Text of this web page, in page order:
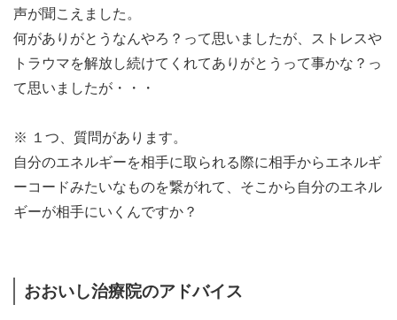
声が聞こえました。
何がありがとうなんやろ？って思いましたが、ストレスや
トラウマを解放し続けてくれてありがとうって事かな？っ
て思いましたが・・・
※ １つ、質問があります。
自分のエネルギーを相手に取られる際に相手からエネルギ
ーコードみたいなものを繋がれて、そこから自分のエネル
ギーが相手にいくんですか？
おおいし治療院のアドバイス